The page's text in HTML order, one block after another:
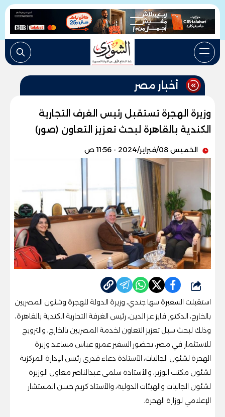
أخبار مصر
وزيرة الهجرة تستقبل رئيس الغرف التجارية
الكندية بالقاهرة لبحث تعزيز التعاون (صور)
الخميس 08/فبراير/2024 - 11:56 ص
شارك
استقبلت السفيرة سها جندي، وزيرة الدولة للهجرة وشئون المصريين
بالخارج، الدكتور فايز عز الدين، رئيس الغرفة التجارية الكندية بالقاهرة،
وذلك لبحث سبل تعزيز التعاون لخدمة المصريين بالخارج، والترويج
للاستثمار في مصر، بحضور السفير عمرو عباس مساعد وزيرة
الهجرة لشئون الجاليات، الأستاذة دعاء قدري رئيس الإدارة المركزية
لشئون مكتب الوزير، والأستاذة سلمى عبدالناصر معاون الوزيرة
لشئون الجاليات والهيئات الدولية، والأستاذ كريم حسن المستشار
الإعلامي لوزارة الهجرة.